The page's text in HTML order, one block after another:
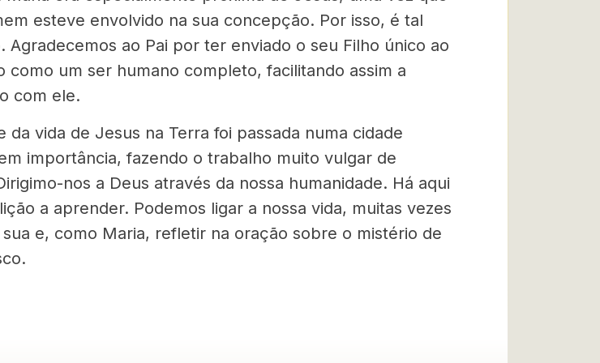
esteve envolvido na sua concepção. Por isso, é tal
Agradecemos ao Pai por ter enviado o seu Filho único ao
como um ser humano completo, facilitando assim a
com ele.
da vida de Jesus na Terra foi passada numa cidade
importância, fazendo o trabalho muito vulgar de
nos a Deus através da nossa humanidade. Há aqui
a aprender. Podemos ligar a nossa vida, muitas vezes
e, como Maria, refletir na oração sobre o mistério de